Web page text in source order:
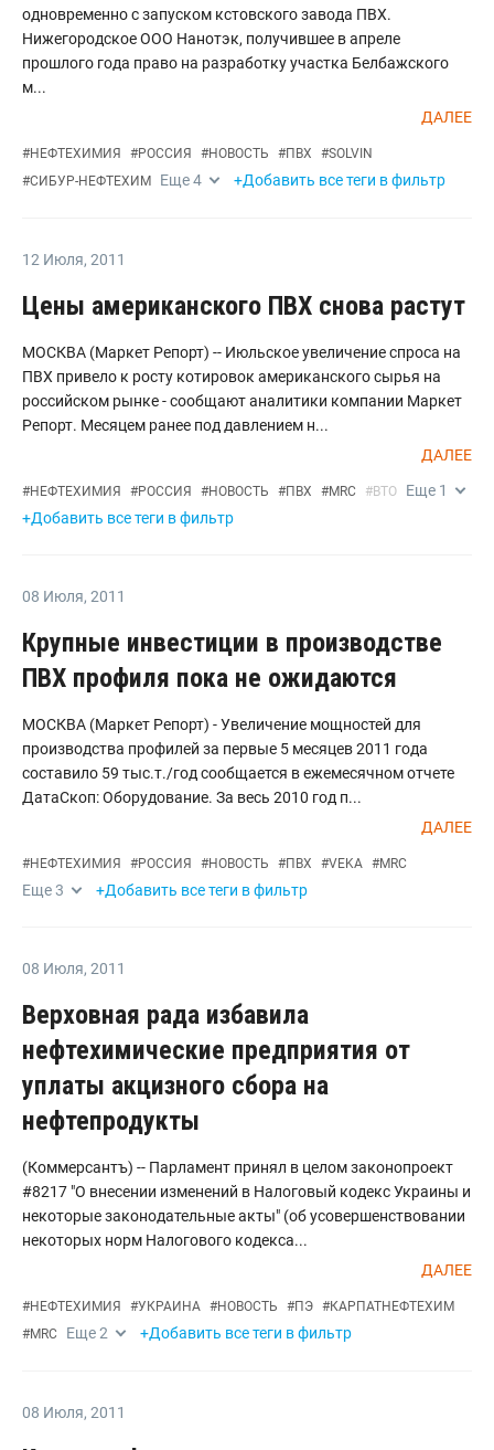
одновременно с запуском кстовского завода ПВХ.
Нижегородское ООО Нанотэк, получившее в апреле
прошлого года право на разработку участка Белбажского
м...
ДАЛЕЕ
#НЕФТЕХИМИЯ #РОССИЯ #НОВОСТЬ #ПВХ #SOLVIN
#СИБУР-НЕФТЕХИМ Еще4 +Добавить все теги в фильтр
12 Июля, 2011
Цены американского ПВХ снова растут
МОСКВА (Маркет Репорт) -- Июльское увеличение спроса на
ПВХ привело к росту котировок американского сырья на
российском рынке - сообщают аналитики компании Маркет
Репорт. Месяцем ранее под давлением н...
ДАЛЕЕ
#НЕФТЕХИМИЯ #РОССИЯ #НОВОСТЬ #ПВХ #MRC #ВТО Еще 1
+Добавить все теги в фильтр
08 Июля, 2011
Крупные инвестиции в производстве
ПВХ профиля пока не ожидаются
МОСКВА (Маркет Репорт) - Увеличение мощностей для
производства профилей за первые 5 месяцев 2011 года
составило 59 тыс.т./год сообщается в ежемесячном отчете
ДатаСкоп: Оборудование. За весь 2010 год п...
ДАЛЕЕ
#НЕФТЕХИМИЯ #РОССИЯ #НОВОСТЬ #ПВХ #VEKA #MRC
Еще3 +Добавить все теги в фильтр
08 Июля, 2011
Верховная рада избавила
нефтехимические предприятия от
уплаты акцизного сбора на
нефтепродукты
(Коммерсантъ) -- Парламент принял в целом законопроект
#8217 "О внесении изменений в Налоговый кодекс Украины и
некоторые законодательные акты" (об усовершенствовании
некоторых норм Налогового кодекса...
ДАЛЕЕ
#НЕФТЕХИМИЯ #УКРАИНА #НОВОСТЬ #ПЭ #КАРПАТНЕФТЕХИМ
#MRC Еще2 +Добавить все теги в фильтр
08 Июля, 2011